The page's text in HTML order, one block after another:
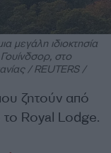
μεγάλη ιδιοκτησία
στο
/ REUTERS /
ζητούν από
Royal Lodge.